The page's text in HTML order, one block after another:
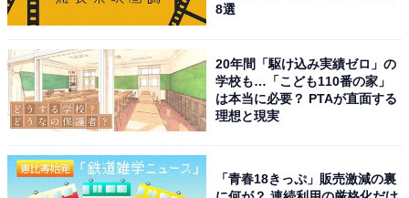
8選
20年間「駆け込み実績ゼロ」の
学校も…「こども110番の家」
は本当に必要？ PTAが直面する
理想と現実
「青春18きっぷ」販売激減の裏